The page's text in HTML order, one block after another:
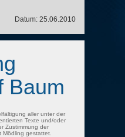
Datum: 25.06.2010
Baum
aller unter der
Texte und/oder
Zustimmung der
Mödling gestattet.